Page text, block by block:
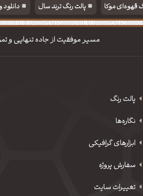
قهوه‌ای موکا پالت رنگ ترند سال
مسیر موفقیت از جاده تنهایی و
پالت رنگ
نگاره‌ها
ابزارهای گرافیکی
سفارش پروژه
تغییرات سایت